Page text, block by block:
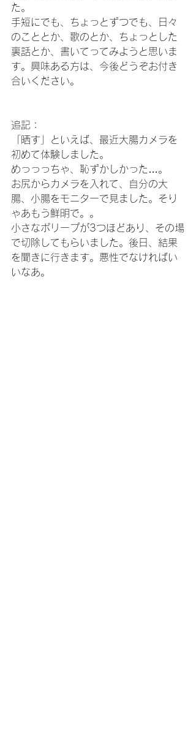
た。
手短にでも、ちょっとずつでも、日々
のこととか、歌のとか、ちょっとした
裏話とか、書いてってみようと思いま
す。興味ある方は、今後どうぞお付き
合いください。
追記：
「晒す」といえば、最近大腸カメラを
初めて体験しました。
めっっっちゃ、恥ずかしかった…。
お尻からカメラを入れて、自分の大
腸、小腸をモニターで見ました。そり
ゃあもう鮮明で。。
小さなポリープが3つほどあり、その場
で切除してもらいました。後日、結果
を聞きに行きます。悪性でなければい
いなあ。